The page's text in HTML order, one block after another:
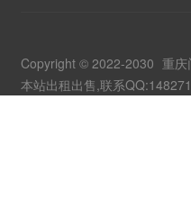
Copyright © 2022-2030 重庆
本站出租出售,联系